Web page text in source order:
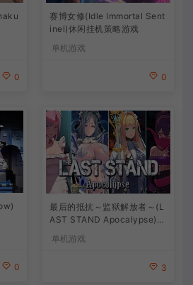
0
赛博女修(Idle Immortal Sent
inel)休闲挂机策略游戏
单机游戏
0
0
最后的抵抗～监狱解放者～(L
AST STAND Apocalypse)卡
单机游戏
3